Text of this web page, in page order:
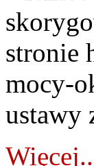
stronie
mocy-
ustawy